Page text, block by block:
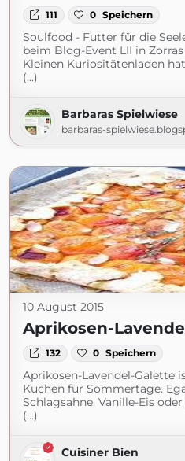
111 0 Speichern
Soulfood - Futter für die
beim Blog-Event LII in
Kleinen Kuriositätenladen
(...)
Barbaras Spielwiese
barbaras-
10 August 2015
Aprikosen-
132 0 Speichern
Aprikosen-Lavendel-Galette
Kuchen für Sommertage.
Schlagsahne, Vanille-Eis
(...)
Cuisiner Bien